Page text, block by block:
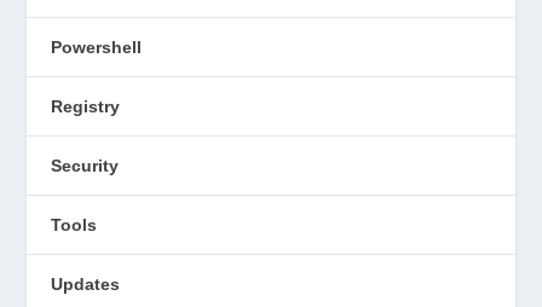
Powershell
Registry
Security
Tools
Updates